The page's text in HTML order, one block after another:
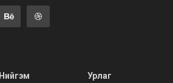
Нийгэм
Урлаг